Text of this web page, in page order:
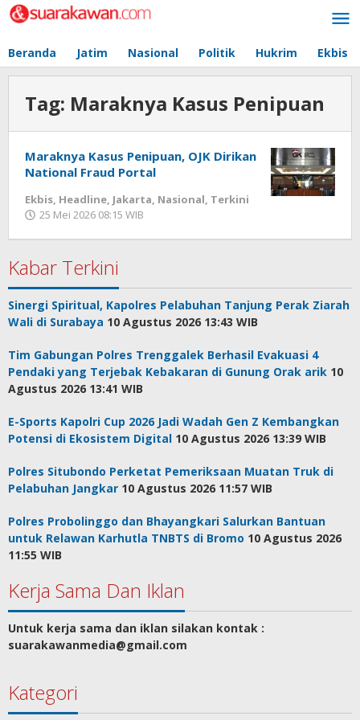
Lewati
ke
Beranda Jatim Nasional Politik Hukrim Ekbis
Tag: Maraknya Kasus Penipuan
Maraknya Kasus Penipuan, OJK Dirikan
National Fraud Portal
Ekbis, Headline, Jakarta, Nasional, Terkini
25 Mei 2026 08:15 WIB
Kabar Terkini
Sinergi Spiritual, Kapolres Pelabuhan Tanjung Perak Ziarah
Wali di Surabaya 10 Agustus 2026 13:43 WIB
Tim Gabungan Polres Trenggalek Berhasil Evakuasi 4
Pendaki yang Terjebak Kebakaran di Gunung Orak arik 10
Agustus 2026 13:41 WIB
E-Sports Kapolri Cup 2026 Jadi Wadah Gen Z Kembangkan
Potensi di Ekosistem Digital 10 Agustus 2026 13:39 WIB
Polres Situbondo Perketat Pemeriksaan Muatan Truk di
Pelabuhan Jangkar 10 Agustus 2026 11:57 WIB
Polres Probolinggo dan Bhayangkari Salurkan Bantuan
untuk Relawan Karhutla TNBTS di Bromo 10 Agustus 2026
11:55 WIB
Kerja Sama Dan Iklan
Untuk kerja sama dan iklan silakan kontak :
suarakawanmedia@gmail.com
Kategori